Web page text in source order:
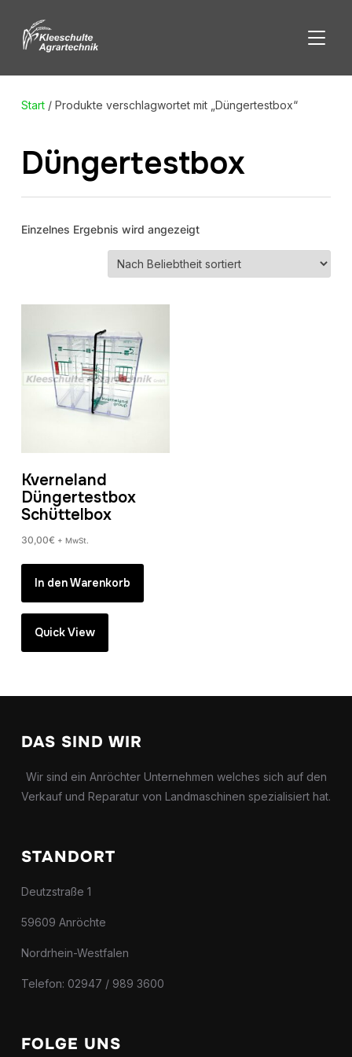
Start/ Produkte verschlagwortet mit „Düngertestbox“
Düngertestbox
Einzelnes Ergebnis wird angezeigt
Kverneland
Düngertestbox
Schüttelbox
30,00€ + MwSt.
In den Warenkorb
Quick View
DAS SIND WIR
Wir sind ein Anröchter Unternehmen welches sich auf den
Verkauf und Reparatur von Landmaschinen spezialisiert hat.
STANDORT
Deutzstraße 1
59609 Anröchte
Nordrhein-Westfalen
Telefon: 02947 / 989 3600
FOLGE UNS